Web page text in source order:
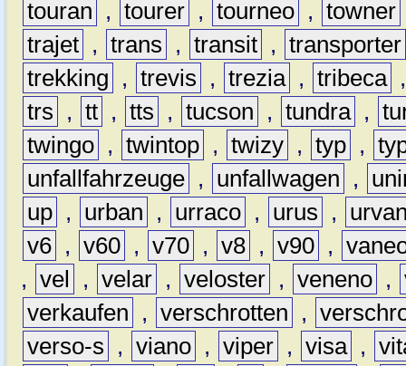
touran , tourer , tourneo , towner
trajet , trans , transit , transporter
trekking
, trevis , trezia , tribeca
trs
, tt , tts , tucson , tundra ,
twingo , twintop , twizy , typ ,
unfallfahrzeuge , unfallwagen ,
up , urban , urraco , urus ,
v6 , v60 , v70 , v8 , v90 ,
, vel , velar , veloster , veneno ,
verkaufen
, verschrotten ,
verso-s
, viano , viper , visa ,